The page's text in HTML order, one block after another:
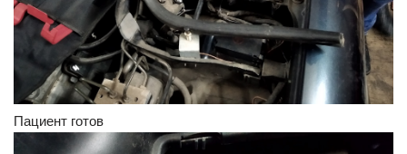
Пациент готов